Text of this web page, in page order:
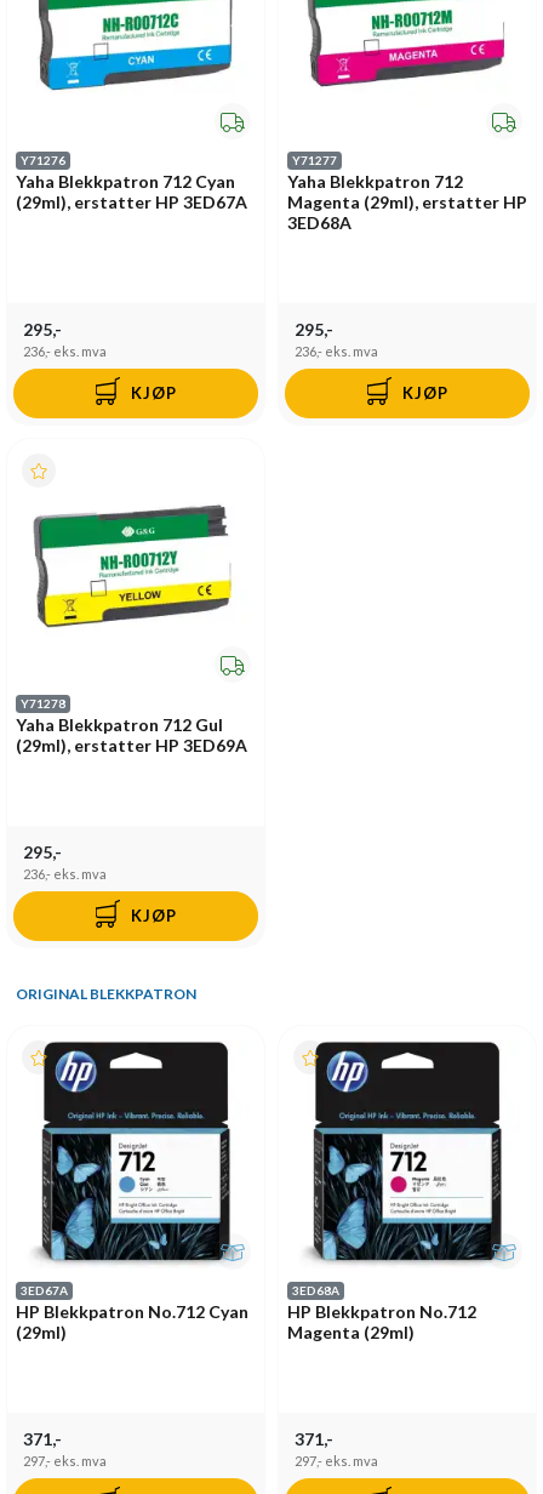
Y71276
Yaha Blekkpatron 712 Cyan
(29ml), erstatter HP 3ED67A
295,-
236,- eks. mva
KJØP
Y71277
Yaha Blekkpatron 712
Magenta (29ml), erstatter HP
3ED68A
295,-
236,- eks. mva
KJØP
Y71278
Yaha Blekkpatron 712 Gul
(29ml), erstatter HP 3ED69A
295,-
236,- eks. mva
KJØP
ORIGINAL BLEKKPATRON
3ED67A
HP Blekkpatron No.712 Cyan
(29ml)
371,-
297,- eks. mva
3ED68A
HP Blekkpatron No.712
Magenta (29ml)
371,-
297,- eks. mva